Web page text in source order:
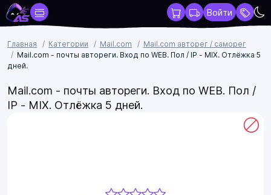
Войти
Главная Категории Mail.com
Mail.com авторег / саморег
Mail.com - почты автореги. Вход по WEB. Пол / IP - MIX. Отлёжка 5
дней.
Mail.com - почты автореги. Вход по WEB. Пол /
IP - MIX. Отлёжка 5 дней.